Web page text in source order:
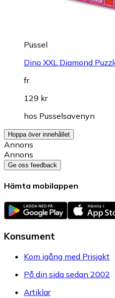
Pussel
Dino XXL Diamond
fr.
129 kr
hos Pusselsavenyn
Hoppa över innehållet
Annons
Annons
Ge oss feedback
Hämta mobilappen
Konsument
Kom igång med Prisjakt
På din sida sedan 2002
Artiklar